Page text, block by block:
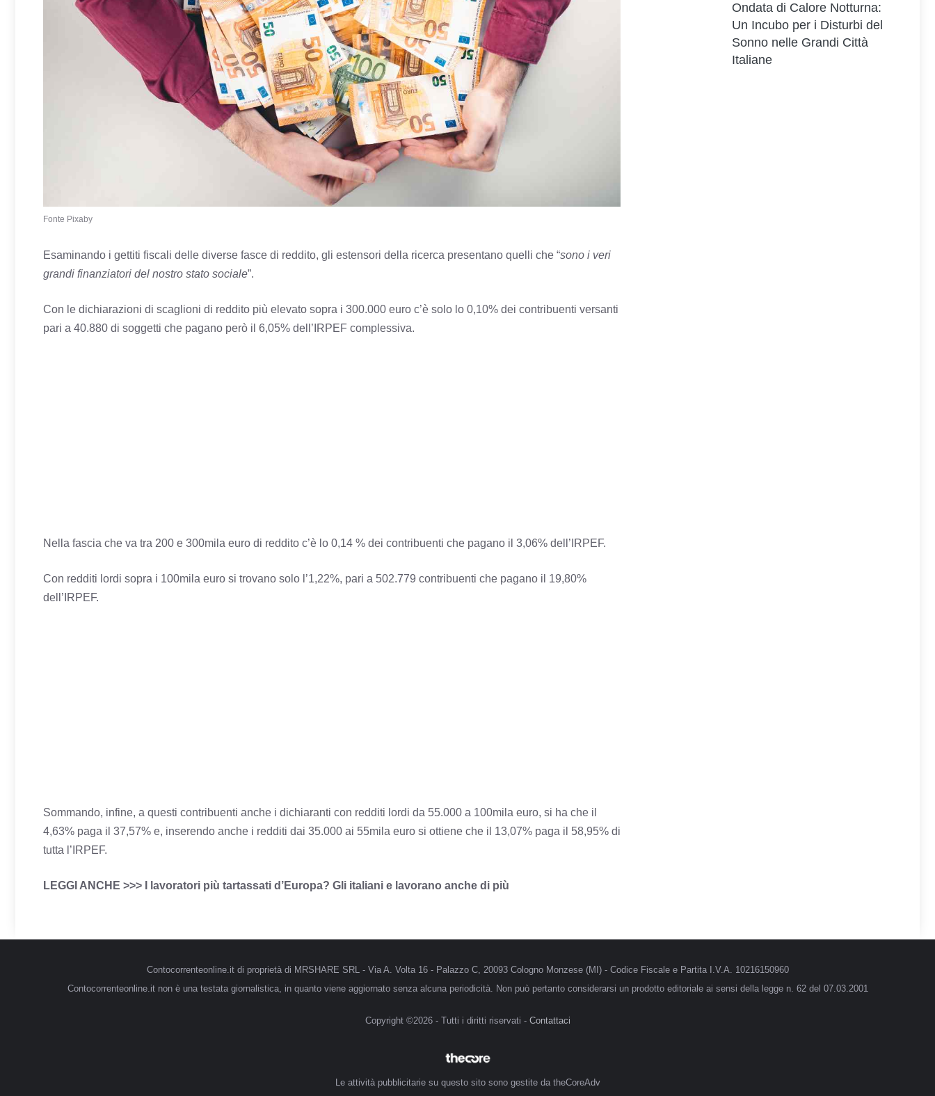
Fonte Pixaby
Esaminando i gettiti fiscali delle diverse fasce di reddito, gli estensori della ricerca presentano quelli che “sono i veri
grandi finanziatori del nostro stato sociale”.
Con le dichiarazioni di scaglioni di reddito più elevato sopra i 300.000 euro c’è solo lo 0,10% dei contribuenti versanti
pari a 40.880 di soggetti che pagano però il 6,05% dell’IRPEF complessiva.
Nella fascia che va tra 200 e 300mila euro di reddito c’è lo 0,14 % dei contribuenti che pagano il 3,06% dell’IRPEF.
Con redditi lordi sopra i 100mila euro si trovano solo l’1,22%, pari a 502.779 contribuenti che pagano il 19,80%
dell’IRPEF.
Sommando, infine, a questi contribuenti anche i dichiaranti con redditi lordi da 55.000 a 100mila euro, si ha che il
4,63% paga il 37,57% e, inserendo anche i redditi dai 35.000 ai 55mila euro si ottiene che il 13,07% paga il 58,95% di
tutta l’IRPEF.
LEGGI ANCHE >>> I lavoratori più tartassati d’Europa? Gli italiani e lavorano anche di più
Ondata di Calore Notturna:
Un Incubo per i Disturbi del
Sonno nelle Grandi Città
Italiane
Contocorrenteonline.it di proprietà di MRSHARE SRL - Via A. Volta 16 - Palazzo C, 20093 Cologno Monzese (MI) - Codice Fiscale e Partita I.V.A. 10216150960
Contocorrenteonline.it non è una testata giornalistica, in quanto viene aggiornato senza alcuna periodicità. Non può pertanto considerarsi un prodotto editoriale ai sensi della legge n. 62 del 07.03.2001
Copyright ©2026 - Tutti i diritti riservati - Contattaci
Le attività pubblicitarie su questo sito sono gestite da theCoreAdv